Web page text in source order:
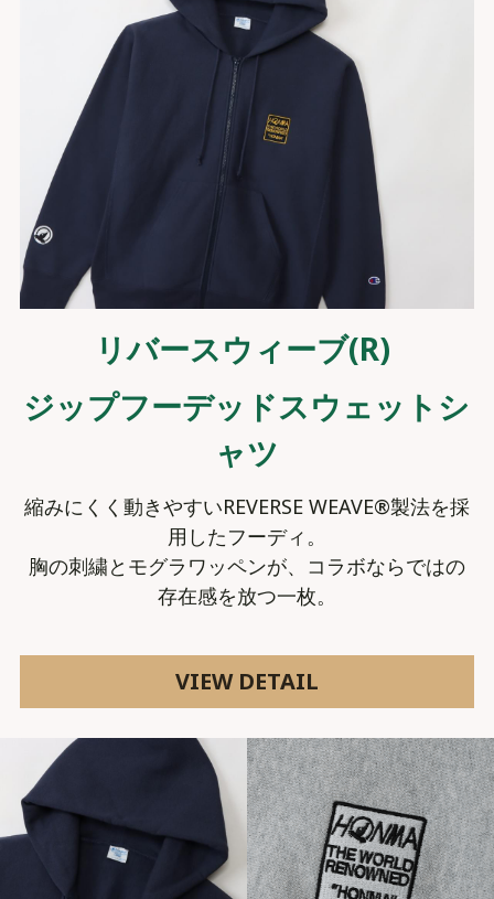
リバースウィーブ(R)
ジップフーデッドスウェットシ
ャツ
縮みにくく動きやすいREVERSE WEAVE®製法を採
用したフーディ。
胸の刺繍とモグラワッペンが、コラボならではの
存在感を放つ一枚。
VIEW DETAIL